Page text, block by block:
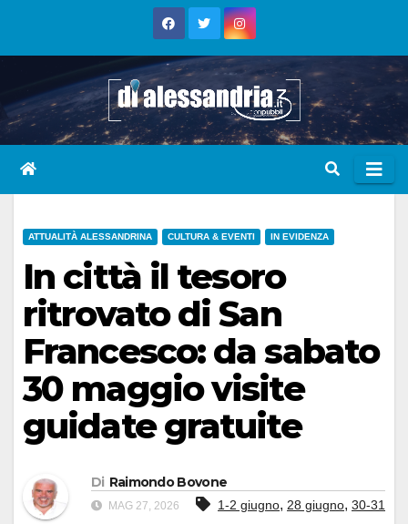
ATTUALITÀ ALESSANDRINA CULTURA & EVENTI IN EVIDENZA
In città il tesoro
ritrovato di San
Francesco: da sabato
30 maggio visite
guidate gratuite
Di Raimondo Bovone
MAG 27, 2026 1-2 giugno, 28 giugno, 30-31